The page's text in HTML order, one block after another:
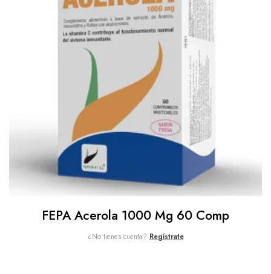
FEPA Acerola 1000 Mg 60 Comp
¿No tienes cuenta? Regístrate